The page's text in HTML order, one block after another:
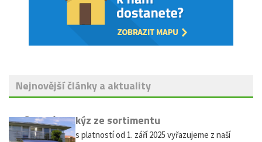
Nejnovější články a aktuality
Vyřazení markýz ze sortimentu
Vážení zákazníci, s platností od 1. září 2025 vyřazujeme z naší